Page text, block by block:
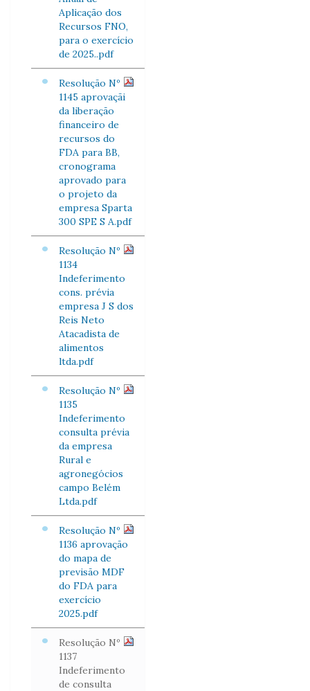
Aplicação dos
Recursos FNO,
para o exercício
de 2025..pdf
Resolução Nº
1145 aprovaçãi
da liberação
financeiro de
recursos do
FDA para BB,
cronograma
aprovado para
o projeto da
empresa Sparta
300 SPE S A.pdf
Resolução Nº
1134
Indeferimento
cons. prévia
empresa J S dos
Reis Neto
Atacadista de
alimentos
ltda.pdf
Resolução Nº
1135
Indeferimento
consulta prévia
da empresa
Rural e
agronegócios
campo Belém
Ltda.pdf
Resolução Nº
1136 aprovação
do mapa de
previsão MDF
do FDA para
exercício
2025.pdf
Resolução Nº
1137
Indeferimento
de consulta